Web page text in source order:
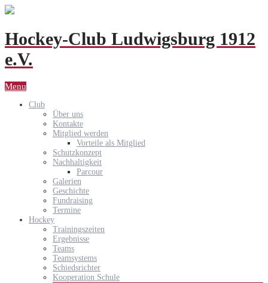
Hockey-Club Ludwigsburg 1912
e.V.
Menu
Club
Über uns
Kontakte
Mitglied werden
Vorteile als Mitglied
Schutzkonzept
Nachhaltigkeit
Parcour
Galerien
Geschichte
Fundraising
Termine
Hockey
Trainingszeiten
Ergebnisse
Teams
Teamsystems
Schiedsrichter
Kooperation Schule